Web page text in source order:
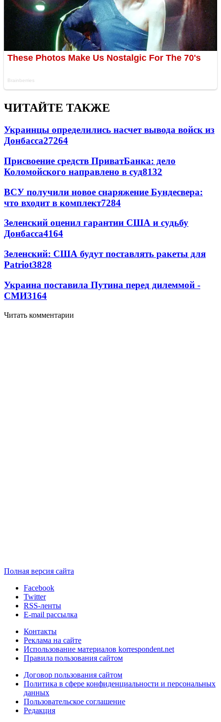
ЧИТАЙТЕ ТАКЖЕ
Украинцы определились насчет вывода войск из
Донбасса27264
Присвоение средств ПриватБанка: дело
Коломойского направлено в суд8132
ВСУ получили новое снаряжение Бундесвера:
что входит в комплект7284
Зеленский оценил гарантии США и судьбу
Донбасса4164
Зеленский: США будут поставлять ракеты для
Patriot3828
Украина поставила Путина перед дилеммой -
СМИ3164
Читать комментарии
Полная версия сайта
Facebook
Twitter
RSS-ленты
E-mail рассылка
Контакты
Реклама на сайте
Использование материалов korrespondent.net
Правила пользования сайтом
Договор пользования сайтом
Политика в сфере конфиденциальности и персональных
данных
Пользовательское соглашение
Редакция